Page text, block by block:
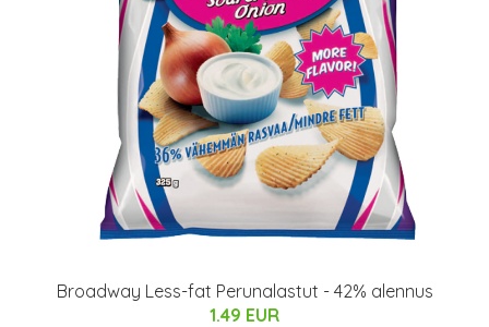
Broadway Less-fat Perunalastut - 42% alennus
1.49 EUR